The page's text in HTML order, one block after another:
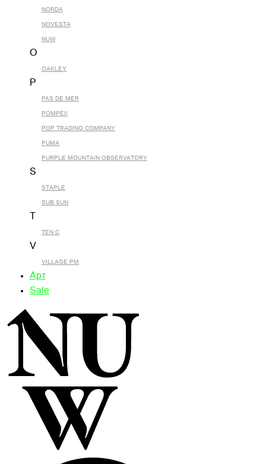
NORDA
NOVESTA
NUW
O
OAKLEY
P
PAS DE MER
POMPEII
POP TRADING COMPANY
PUMA
PURPLE MOUNTAIN OBSERVATORY
S
STAPLE
SUB SUN
TEN C
V
VILLAGE PM
Арт
Sale